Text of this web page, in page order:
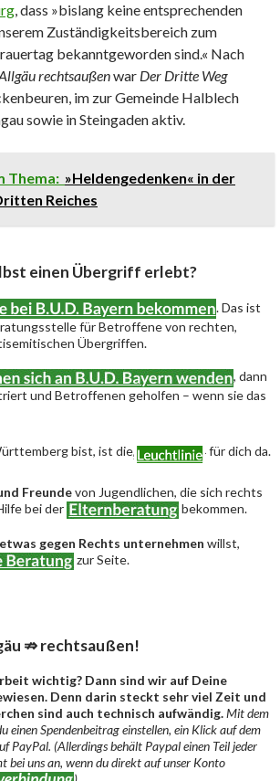
, dass »bislang keine entsprechenden
Zuständigkeitsbereich zum
bekanntgeworden sind.« Nach
rechtsaußenwar Der Dritte Weg
im zur Gemeinde Halblech
sowie in Steingaden aktiv.
Thema: »Heldengedenken« in der
Reiches
einen Übergriff erlebt?
. Das ist
für Betroffene von rechten,
Übergriffen.
, dann
und Betroffenen geholfen – wenn sie das
bist, ist die für dich da.
Freundevon Jugendlichen, die sich rechts
bei der
bekommen.
gegen Rechts unternehmen willst,
zur Seite.
⇏ rechtsaußen!
wichtig? Dann sind wir auf Deine
Denn darin steckt sehr viel Zeit und
sind auch technisch aufwändig.Mit dem
einen Spendenbeitrag einstellen, ein Klick auf dem
PayPal. (Allerdings behält Paypal einen Teil jeder
bei uns an, wenn du direkt auf unser Konto